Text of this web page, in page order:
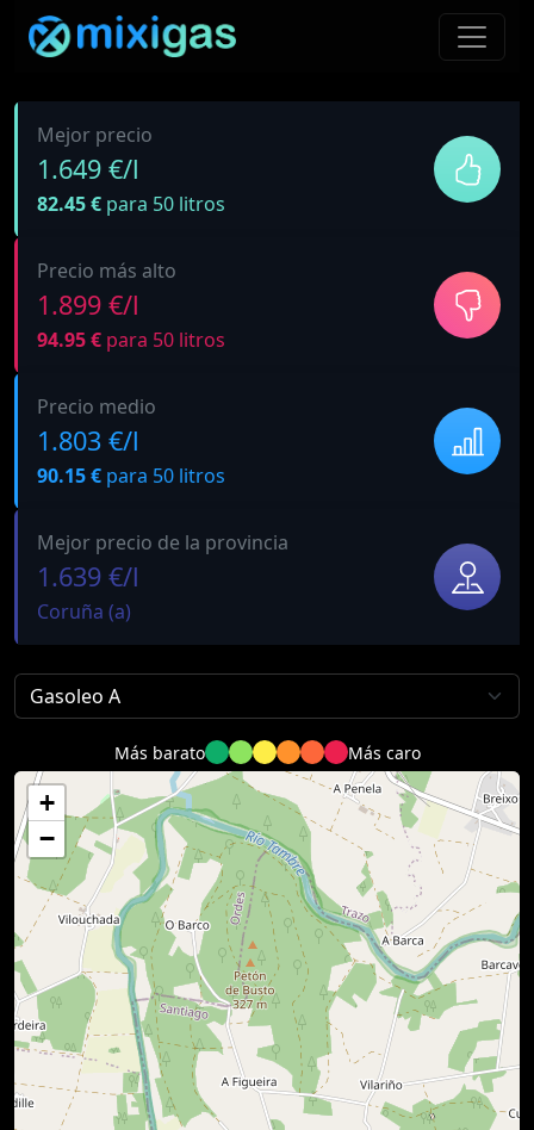
Mejor precio
1.649 €/l
82.45 € para 50 litros
Precio más alto
1.899 €/l
94.95 € para 50 litros
Precio medio
1.803 €/l
90.15 € para 50 litros
Mejor precio de la provincia
1.639 €/l
Coruña (a)
Más barato Más caro
+
−